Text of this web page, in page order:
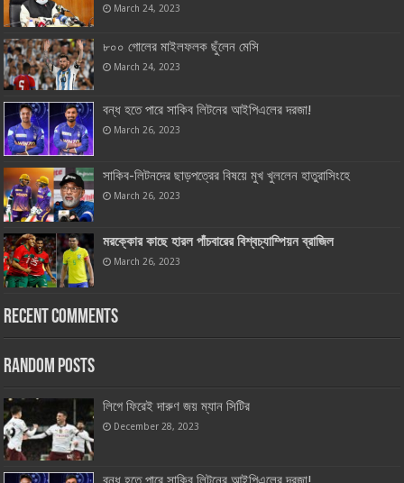
March 24, 2023
৮০০ গোলের মাইলফলক ছুঁলেন মেসি
March 24, 2023
বন্ধ হতে পারে সাকিব লিটনের আইপিএলের দরজা!
March 26, 2023
সাকিব-লিটনদের ছাড়পত্রের বিষয়ে মুখ খুললেন হাতুরাসিংহে
March 26, 2023
মরক্কোর কাছে হারল পাঁচবারের বিশ্বচ্যাম্পিয়ন ব্রাজিল
March 26, 2023
Recent Comments
Random Posts
লিগে ফিরেই দারুণ জয় ম্যান সিটির
December 28, 2023